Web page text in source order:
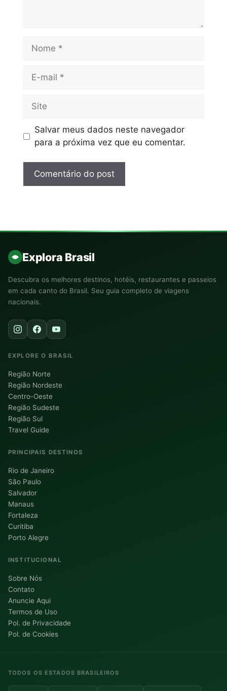
Salvar meus dados neste navegador
para a próxima vez que eu comentar.
Explora Brasil
Descubra os melhores destinos, hotéis, restaurantes e passeios
em cada canto do Brasil. Seu guia completo de viagens
nacionais.
EXPLORE O BRASIL
Região Norte
Região Nordeste
Centro-Oeste
Região Sudeste
Região Sul
Travel Guide
PRINCIPAIS DESTINOS
Rio de Janeiro
São Paulo
Salvador
Manaus
Fortaleza
Curitiba
Porto Alegre
INSTITUCIONAL
Sobre Nós
Contato
Anuncie Aqui
Termos de Uso
Pol. de Privacidade
Pol. de Cookies
TODOS OS ESTADOS BRASILEIROS